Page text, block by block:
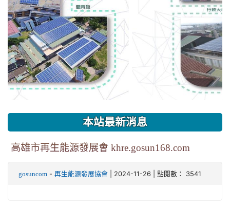
本站最新消息
高雄市再生能源發展會 khre.gosun168.com
gosuncom - 再生能源發展協會 | 2024-11-26 | 點閱數： 3541